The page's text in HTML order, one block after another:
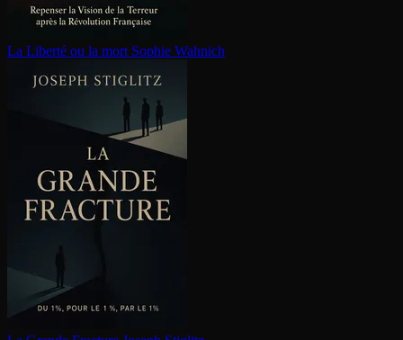
La Liberté ou la mort Sophie Wahnich